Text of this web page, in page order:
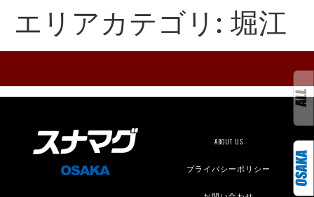
エリアカテゴリ: 堀江
ABOUT US
プライバシーポリシー